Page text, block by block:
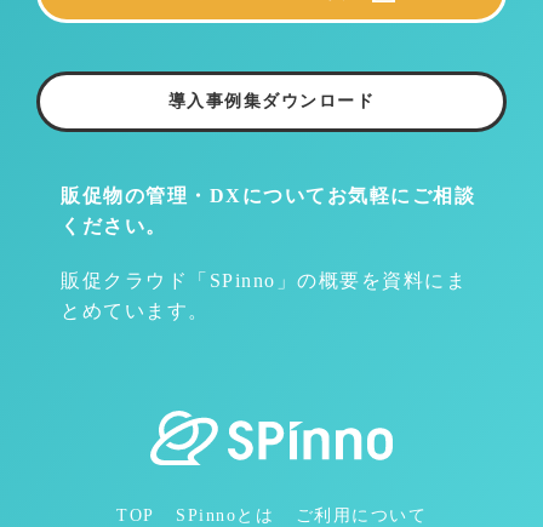
販促物の管理・DXについて お気軽にご相談
ください。
販促クラウド「SPinno」の概要を資料にま
とめています。
導入事例集ダウンロード
TOP SPinnoとは
ご利用について